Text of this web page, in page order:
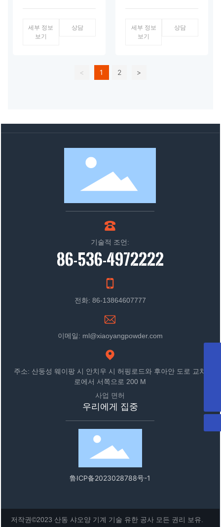
세부 정보
보기
상담
세부 정보
보기
상담
< 1 2 >
기술적 조언:
86-536-4972222
전화: 86-13864607777
이메일: ml@xiaoyangpowder.com
주소: 산둥성 웨이팡 시 안치우 시 허핑로드와 후아안 도로 교차
로에서 서쪽으로 200 M
사업 면허
우리에게 집중
鲁ICP备2023028788号-1
저작권©2023 산동 샤오양 기계 기술 유한 공사 모든 권리 보유.
메일박스
sdxyjxkjyxgs@163.com
+86-536-4972222